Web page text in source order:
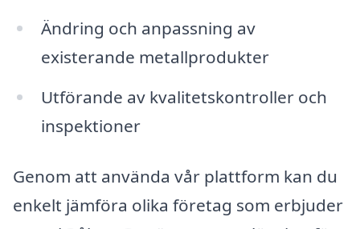
Ändring och anpassning av
existerande metallprodukter
Utförande av kvalitetskontroller och
inspektioner
Genom att använda vår plattform kan du
enkelt jämföra olika företag som erbjuder